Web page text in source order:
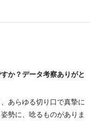
か？データ考察ありがと
あらゆる切り口で真摯に
勢に、唸るものがありま